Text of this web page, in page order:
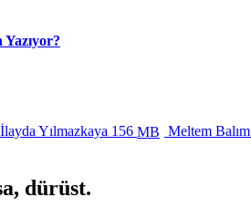
İlayda Yılmazkaya 156 MB Meltem Balım
dürüst.